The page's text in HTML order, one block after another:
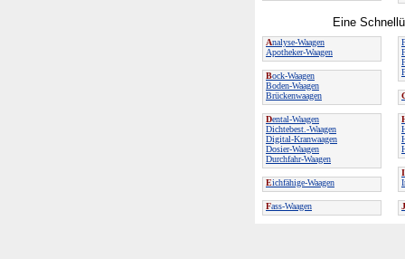
Eine
Analyse-Waagen
Apotheker-Waagen
Bock-Waagen
Boden-Waagen
Brückenwaagen
Dental-Waagen
Dichtebest.-Waagen
Digital-Kranwaagen
Dosier-Waagen
Durchfahr-Waagen
Eichfähige-Waagen
Fass-Waagen
I
J